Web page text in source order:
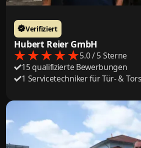
Hubert Reier GmbH
Verifiziert
5.0 / 5 Sterne
15 qualifizierte Bewerbungen
1 Servicetechniker für Tür- &